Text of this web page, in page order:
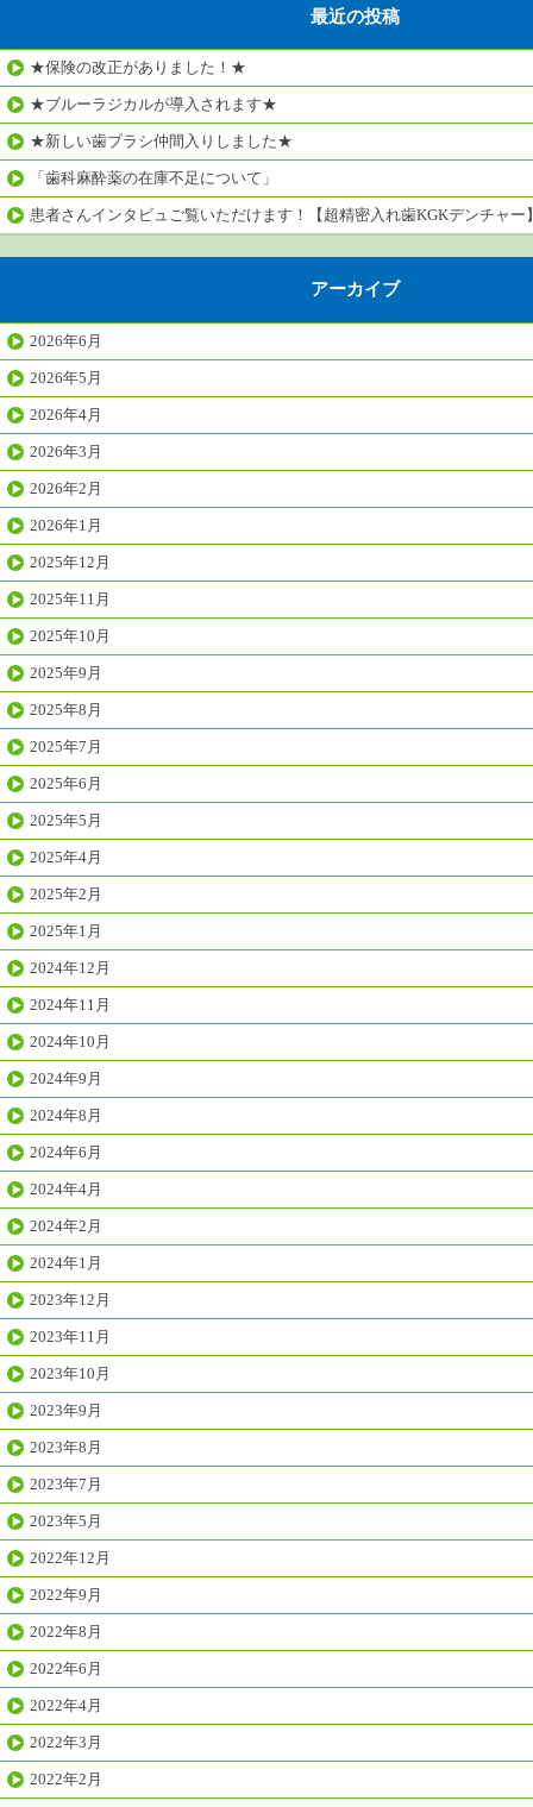
最近の投稿
★保険の改正がありました！★
★ブルーラジカルが導入されます★
★新しい歯ブラシ仲間入りしました★
「歯科麻酔薬の在庫不足について」
患者さんインタビュご覧いただけます！【超精密入れ歯KGKデンチャー
アーカイブ
2026年6月
2026年5月
2026年4月
2026年3月
2026年2月
2026年1月
2025年12月
2025年11月
2025年10月
2025年9月
2025年8月
2025年7月
2025年6月
2025年5月
2025年4月
2025年2月
2025年1月
2024年12月
2024年11月
2024年10月
2024年9月
2024年8月
2024年6月
2024年4月
2024年2月
2024年1月
2023年12月
2023年11月
2023年10月
2023年9月
2023年8月
2023年7月
2023年5月
2022年12月
2022年9月
2022年8月
2022年6月
2022年4月
2022年3月
2022年2月